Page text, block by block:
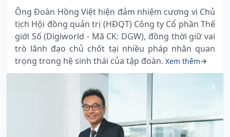
Ông Đoàn Hồng Việt hiện đảm nhiệm cương vị Chủ
tịch Hội đồng quản trị (HĐQT) Công ty Cổ phần Thế
giới Số (Digiworld - Mã CK: DGW), đồng thời giữ vai
trò lãnh đạo chủ chốt tại nhiều pháp nhân quan
trọng trong hệ sinh thái của tập đoàn. Xem thêm